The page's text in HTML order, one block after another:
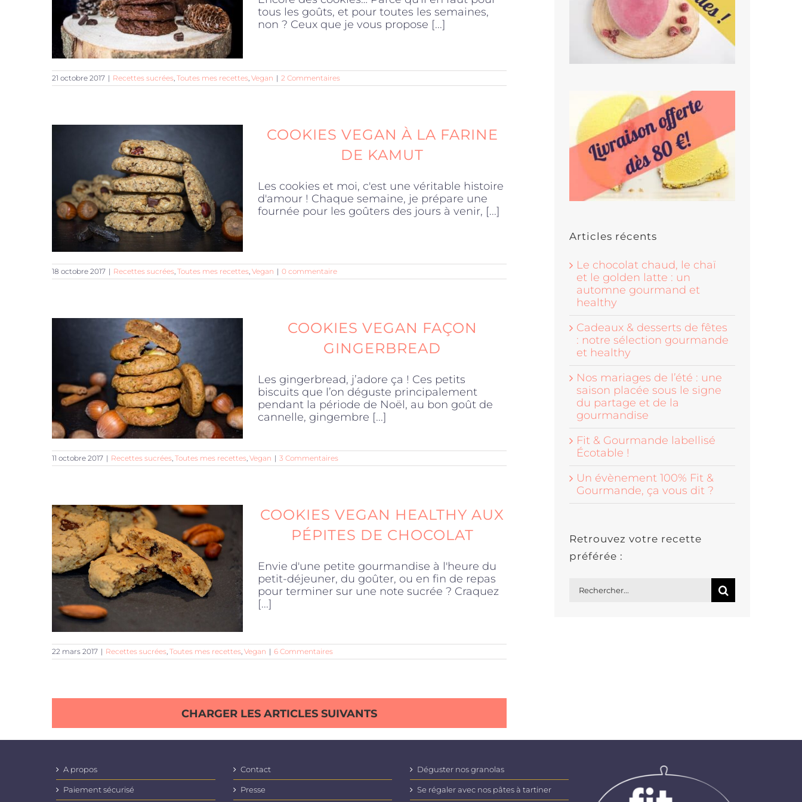
tous les goûts, et pour toutes les semaines,
non ? Ceux que je vous propose [...]
21 octobre 2017 | Recettes sucrées, Toutes mes recettes, Vegan | 2 Commentaires
COOKIES VEGAN À LA FARINE
DE KAMUT
Les cookies et moi, c'est une véritable histoire
d'amour ! Chaque semaine, je prépare une
fournée pour les goûters des jours à venir, [...]
18 octobre 2017 | Recettes sucrées, Toutes mes recettes, Vegan | 0 commentaire
COOKIES VEGAN FAÇON
GINGERBREAD
Les gingerbread, j’adore ça ! Ces petits
biscuits que l’on déguste principalement
pendant la période de Noël, au bon goût de
cannelle, gingembre [...]
11 octobre 2017 | Recettes sucrées, Toutes mes recettes, Vegan | 3 Commentaires
COOKIES VEGAN HEALTHY AUX
PÉPITES DE CHOCOLAT
Envie d'une petite gourmandise à l'heure du
petit-déjeuner, du goûter, ou en fin de repas
pour terminer sur une note sucrée ? Craquez
[...]
22 mars 2017 | Recettes sucrées, Toutes mes recettes, Vegan | 6 Commentaires
CHARGER LES ARTICLES SUIVANTS
Articles récents
Le chocolat chaud, le chaï
et le golden latte : un
automne gourmand et
healthy
Cadeaux & desserts de fêtes
: notre sélection gourmande
et healthy
Nos mariages de l’été : une
saison placée sous le signe
du partage et de la
gourmandise
Fit & Gourmande labellisé
Écotable !
Un évènement 100% Fit &
Gourmande, ça vous dit ?
Retrouvez votre recette
préférée :
A propos
Paiement sécurisé
Contact
Presse
Déguster nos granolas
Se régaler avec nos pâtes à tartiner